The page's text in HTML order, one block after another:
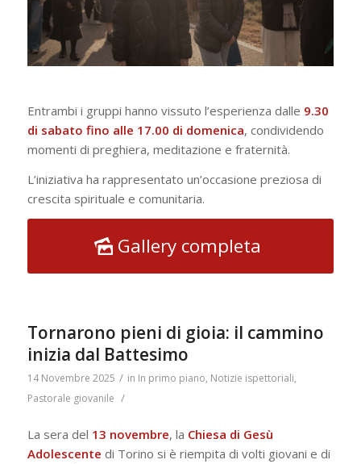
Entrambi i gruppi hanno vissuto l’esperienza dalle 9.30
di sabato fino alle 17.00 di domenica, condividendo
momenti di preghiera, meditazione e fraternità.
L’iniziativa ha rappresentato un’occasione preziosa di
crescita spirituale e comunitaria.
Gallery completa
Tornarono pieni di gioia: il cammino
inizia dal Battesimo
14 Novembre 2025 / in In primo piano, Notizie ispettoriali,
Pastorale giovanile /
La sera del 13 novembre, la Chiesa di Gesù
Adolescente di Torino si è riempita di volti giovani e di